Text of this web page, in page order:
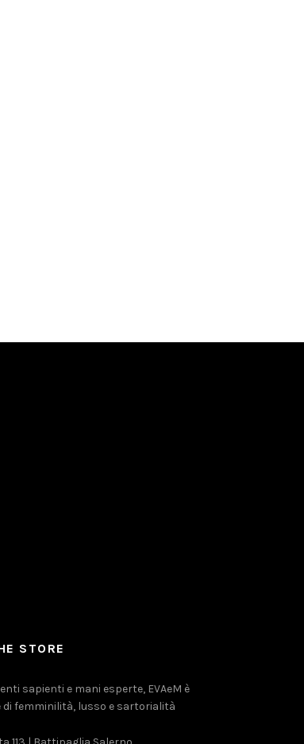
STORE
sapienti e mani esperte, EVAeM è
di femminilità, lusso e sartorialità